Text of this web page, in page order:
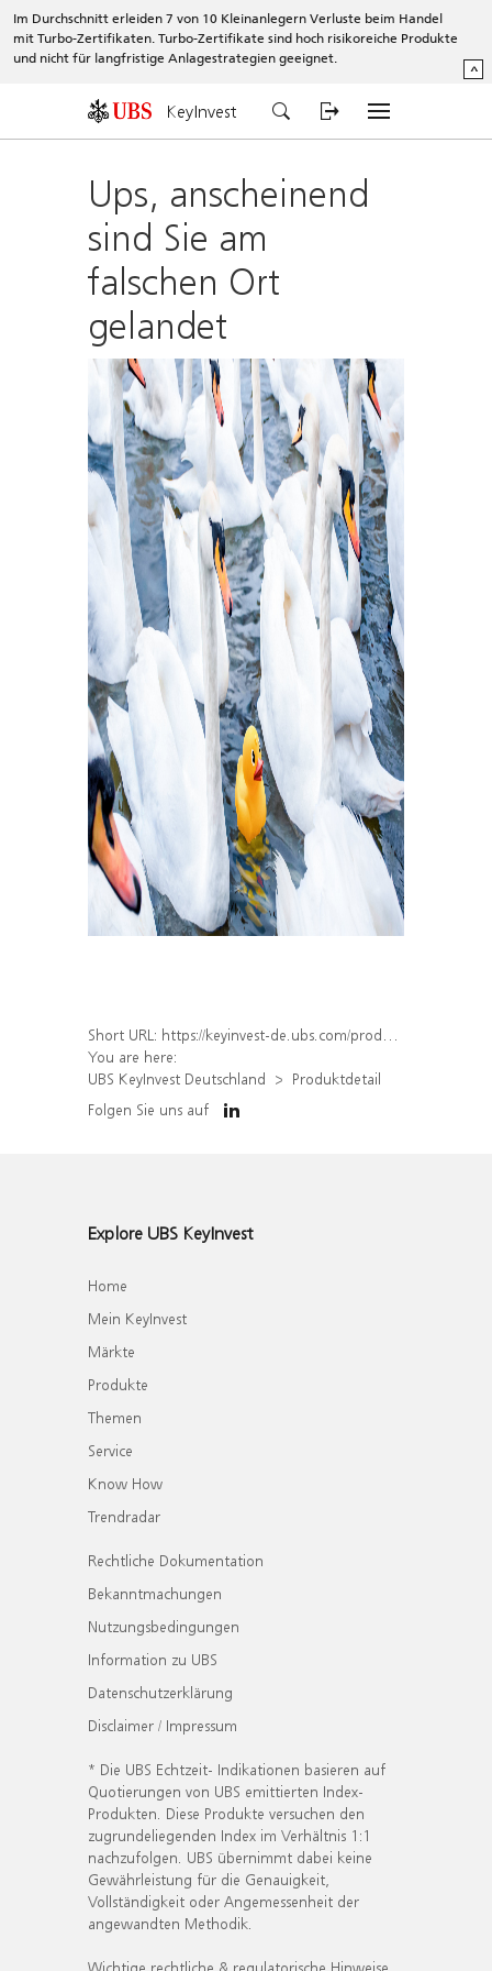
Im Durchschnitt erleiden 7 von 10 Kleinanlegern Verluste beim Handel
mit Turbo-Zertifikaten. Turbo-Zertifikate sind hoch risikoreiche Produkte
und nicht für langfristige Anlagestrategien geeignet.
^
KeyInvest
Ups, anscheinend
sind Sie am
falschen Ort
gelandet
Short URL: https://keyinvest-de.ubs.com/produkt/detail/index/isin/DE000WA7ZAY3
You are here:
UBS KeyInvest Deutschland
Produktdetail
Folgen Sie uns auf
Explore UBS KeyInvest
Home
Mein KeyInvest
Märkte
Produkte
Themen
Service
Know How
Trendradar
Rechtliche Dokumentation
Bekanntmachungen
Nutzungsbedingungen
Information zu UBS
Datenschutzerklärung
Disclaimer / Impressum
* Die UBS Echtzeit- Indikationen basieren auf
Quotierungen von UBS emittierten Index-
Produkten. Diese Produkte versuchen den
zugrundeliegenden Index im Verhältnis 1:1
nachzufolgen. UBS übernimmt dabei keine
Gewährleistung für die Genauigkeit,
Vollständigkeit oder Angemessenheit der
angewandten Methodik.